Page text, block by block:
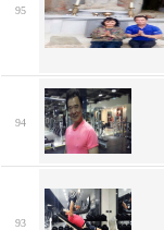
95
94
93